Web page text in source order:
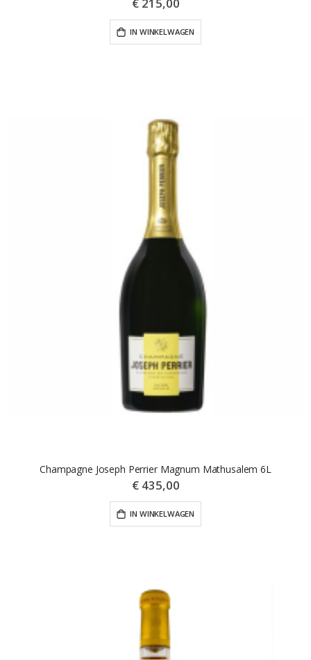
IN WINKELWAGEN
Champagne Joseph Perrier Magnum Mathusalem 6L
€ 435,00
IN WINKELWAGEN